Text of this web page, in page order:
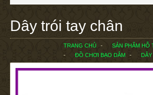
Dây trói tay chân
TRANG CHỦ
SẢN PHẨM HỖ
ĐỒ CHƠI BẠO DÂM